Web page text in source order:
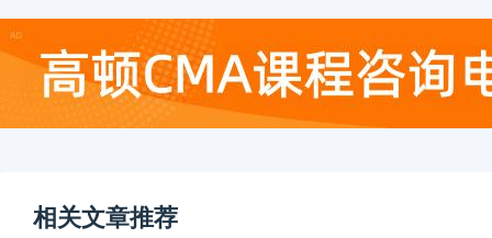
相关文章推荐